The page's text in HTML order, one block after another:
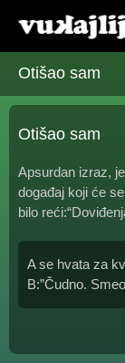
Otišao sam
Otišao sam
Apsurdan izraz,
događaj koji će
bilo
A se hvata za
B:”Čudno.